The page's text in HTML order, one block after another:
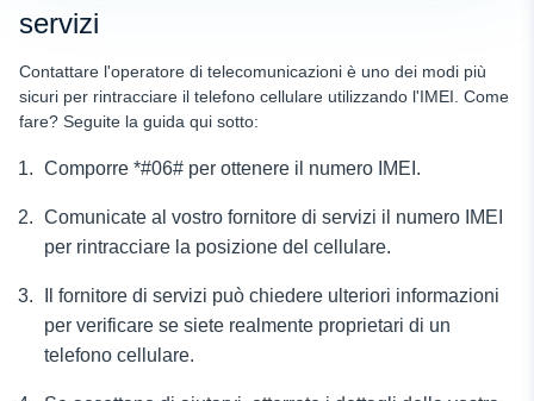
servizi
Contattare l'operatore di telecomunicazioni è uno dei modi più
sicuri per rintracciare il telefono cellulare utilizzando l'IMEI. Come
fare? Seguite la guida qui sotto:
Comporre *#06# per ottenere il numero IMEI.
Comunicate al vostro fornitore di servizi il numero IMEI
per rintracciare la posizione del cellulare.
Il fornitore di servizi può chiedere ulteriori informazioni
per verificare se siete realmente proprietari di un
telefono cellulare.